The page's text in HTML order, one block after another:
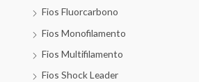
Fios Fluorcarbono
Fios Monofilamento
Fios Multifilamento
Fios Shock Leader